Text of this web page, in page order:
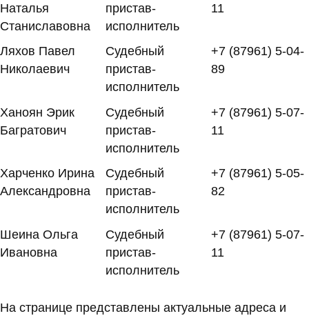
Наталья
Станиславовна
пристав-
исполнитель
11
Ляхов Павел
Николаевич
Судебный
пристав-
исполнитель
+7 (87961) 5-04-
89
Ханоян Эрик
Багратович
Судебный
пристав-
исполнитель
+7 (87961) 5-07-
11
Харченко Ирина
Александровна
Судебный
пристав-
исполнитель
+7 (87961) 5-05-
82
Шеина Ольга
Ивановна
Судебный
пристав-
исполнитель
+7 (87961) 5-07-
11
На странице представлены актуальные адреса и